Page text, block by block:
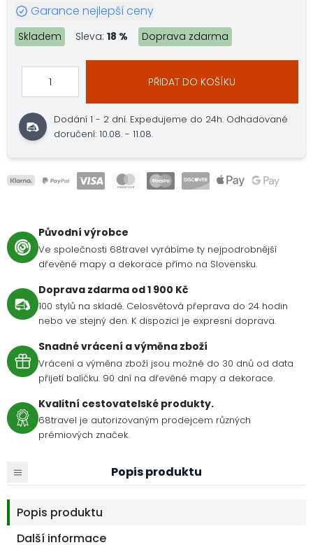
Garance nejlepší ceny
Skladem Sleva: 18 % Doprava zdarma
PŘIDAT DO KOŠÍKU
Dodání 1 - 2 dní. Expedujeme do 24h. Odhadované
doručení: 10.08. - 11.08.
Původní výrobce
Ve společnosti 68travel vyrábíme ty nejpodrobnější
dřevěné mapy a dekorace přímo na Slovensku.
Doprava zdarma od 1 900 Kč
100 stylů na skladě. Celosvětová přeprava do 24 hodin
nebo ve stejný den. K dispozici je expresní doprava.
Snadné vrácení a výměna zboží
Vrácení a výměna zboží jsou možné do 30 dnů od data
přijetí balíčku. 90 dní na dřevěné mapy a dekorace.
Kvalitní cestovatelské produkty.
68travel je autorizovaným prodejcem různých
prémiových značek.
Popis produktu
Popis produktu
Další informace